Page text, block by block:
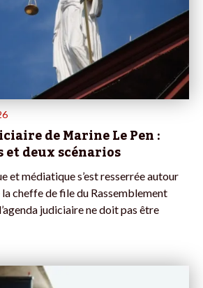
de Marine Le Pen :
deux scénarios
et médiatique s’est resserrée autour
cheffe de file du Rassemblement
judiciaire ne doit pas être